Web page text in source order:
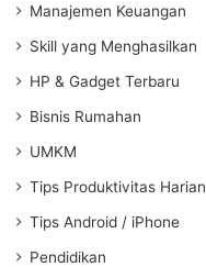
Manajemen Keuangan
Skill yang Menghasilkan
HP & Gadget Terbaru
Bisnis Rumahan
UMKM
Tips Produktivitas Harian
Tips Android / iPhone
Pendidikan